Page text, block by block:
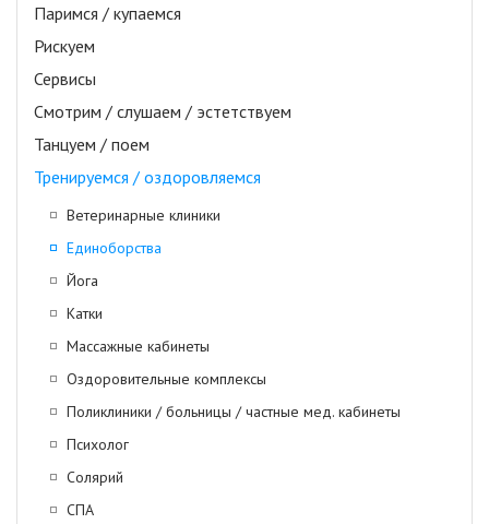
Паримся / купаемся
Рискуем
Сервисы
Смотрим / слушаем / эстетствуем
Танцуем / поем
Тренируемся / оздоровляемся
Ветеринарные клиники
Единоборства
Йога
Катки
Массажные кабинеты
Оздоровительные комплексы
Поликлиники / больницы / частные мед. кабинеты
Психолог
Солярий
СПА